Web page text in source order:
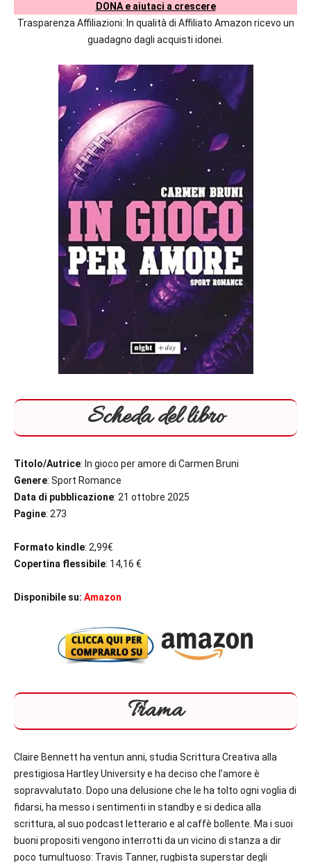
autrici
DONA e aiutaci a crescere
Trasparenza Affiliazioni: In qualità di Affiliato Amazon ricevo un
guadagno dagli acquisti idonei.
Scheda del libro
Titolo/Autrice: In gioco per amore di Carmen Bruni
Genere: Sport Romance
Data di pubblicazione: 21 ottobre 2025
Pagine: 273
Formato kindle: 2,99€
Copertina flessibile: 14,16 €
Disponibile su: Amazon
Trama
Claire Bennett ha ventun anni, studia Scrittura Creativa alla
prestigiosa Hartley University e ha deciso che l’amore è
sopravvalutato. Dopo una delusione che le ha tolto ogni voglia di
fidarsi, ha messo i sentimenti in standby e si dedica alla
scrittura, al suo podcast letterario e al caffè bollente. Ma i suoi
buoni propositi vengono interrotti da un vicino di stanza a dir
poco tumultuoso: Travis Tanner, rugbista superstar degli